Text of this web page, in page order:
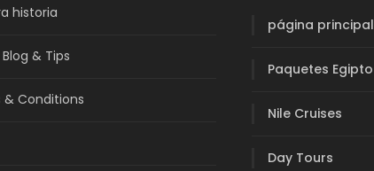
historia
& Tips
& Conditions
página principal
Paquetes Egipto
Nile Cruises
Day Tours